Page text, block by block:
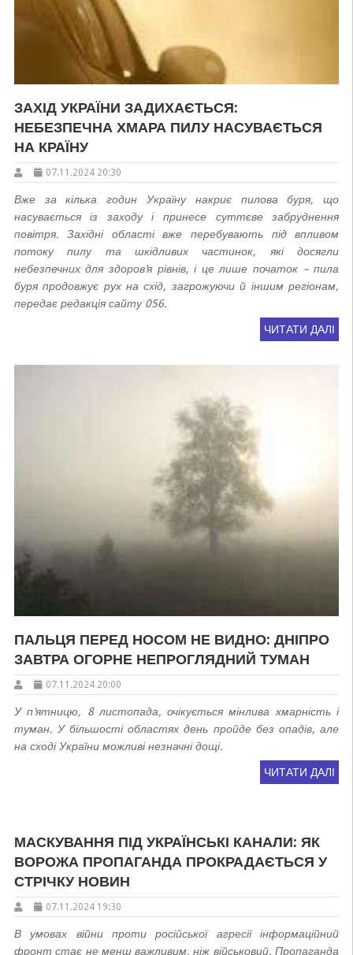
ЗАХІД УКРАЇНИ ЗАДИХАЄТЬСЯ:
НЕБЕЗПЕЧНА ХМАРА ПИЛУ НАСУВАЄТЬСЯ
НА КРАЇНУ
07.11.2024 20:30
Вже за кілька годин Україну накриє пилова буря, що
насувається із заходу і принесе суттєве забруднення
повітря. Західні області вже перебувають під впливом
потоку пилу та шкідливих частинок, які досягли
небезпечних для здоров’я рівнів, і це лише початок – пила
буря продовжує рух на схід, загрожуючи й іншим регіонам,
передає редакція сайту 056.
ЧИТАТИ ДАЛІ
ПАЛЬЦЯ ПЕРЕД НОСОМ НЕ ВИДНО: ДНІПРО
ЗАВТРА ОГОРНЕ НЕПРОГЛЯДНИЙ ТУМАН
07.11.2024 20:00
У п'ятницю, 8 листопада, очікується мінлива хмарність і
туман. У більшості областях день пройде без опадів, але
на сході України можливі незначні дощі.
ЧИТАТИ ДАЛІ
МАСКУВАННЯ ПІД УКРАЇНСЬКІ КАНАЛИ: ЯК
ВОРОЖА ПРОПАГАНДА ПРОКРАДАЄТЬСЯ У
СТРІЧКУ НОВИН
07.11.2024 19:30
В умовах війни проти російської агресії інформаційний
фронт стає не менш важливим, ніж військовий. Пропаганда